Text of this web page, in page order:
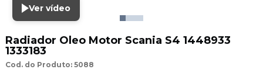
Ver vídeo
Radiador Oleo Motor Scania S4 1448933
1333183
Cod. do Produto: 5088